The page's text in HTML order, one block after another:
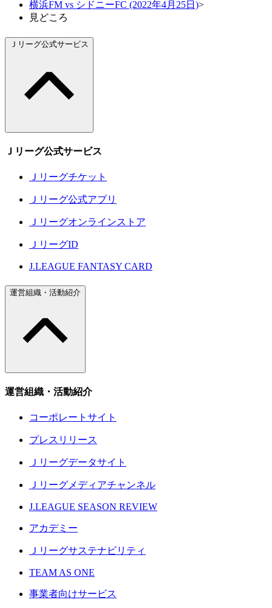
横浜FM vs シドニーFC (2022年4月25日)>
見どころ
Ｊリーグ公式サービス
Ｊリーグ公式サービス
Ｊリーグチケット
Ｊリーグ公式アプリ
Ｊリーグオンラインストア
ＪリーグID
J.LEAGUE FANTASY CARD
運営組織・活動紹介
運営組織・活動紹介
コーポレートサイト
プレスリリース
Ｊリーグデータサイト
Ｊリーグメディアチャンネル
J.LEAGUE SEASON REVIEW
アカデミー
Ｊリーグサステナビリティ
TEAM AS ONE
事業者向けサービス